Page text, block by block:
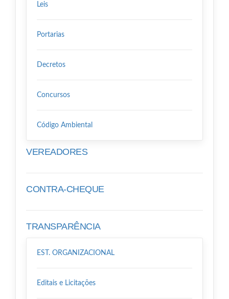
Leis
Portarias
Decretos
Concursos
Código Ambiental
VEREADORES
CONTRA-CHEQUE
TRANSPARÊNCIA
EST. ORGANIZACIONAL
Editais e Licitações